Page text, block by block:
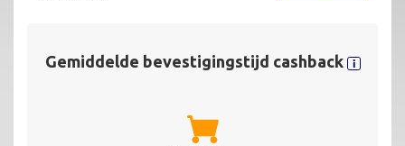
Gemiddelde bevestigingstijd cashback